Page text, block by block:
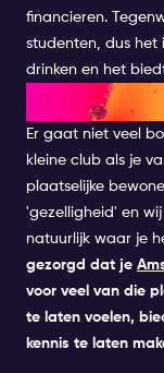
financieren.
studenten, dus het
drinken en het
BEKIJK
Er gaat niet veel
kleine club als je
plaatselijke
'gezelligheid' en
natuurlijk waar je
gezorgd dat je
voor veel van die
te laten voelen,
kennis te laten